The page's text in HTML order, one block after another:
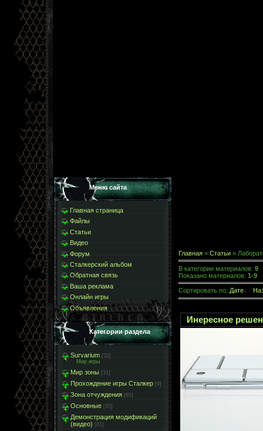
Меню сайта
Главная страница
Файлы
Статьи
Видео
Форум
Сталкерский альбом
Обратная связь
Ваша реклама
Онлайн игры
Объявления
Категории раздела
Survarium [32]
Мир игры
Мир зоны [31]
Прохождение игры Сталкер [9]
Зона отчуждения [65]
Основные [35]
Демонстрация модификаций
(видео) [81]
Главная » Статьи »
В категории материалов: 9
Показано материалов: 1-9
Сортировать по: Дате ·
Инересное